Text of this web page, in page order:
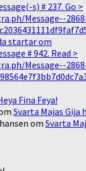
s) # 237. Go >
Message--
startar om
# 942. Read >
Message--
Fina Feya!
Svarta Majas
om Svarta